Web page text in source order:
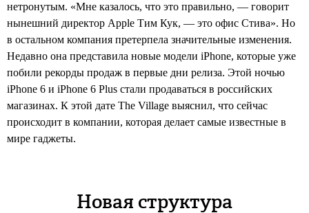
нетронутым. «Мне казалось, что это правильно, — говорит
нынешний директор Apple Тим Кук, — это офис Стива». Но
в остальном компания претерпела значительные изменения.
Недавно она представила новые модели iPhone, которые уже
побили рекорды продаж в первые дни релиза. Этой ночью
iPhone 6 и iPhone 6 Plus стали продаваться в российских
магазинах. К этой дате The Village выяснил, что сейчас
происходит в компании, которая делает самые известные в
мире гаджеты.
Новая структура